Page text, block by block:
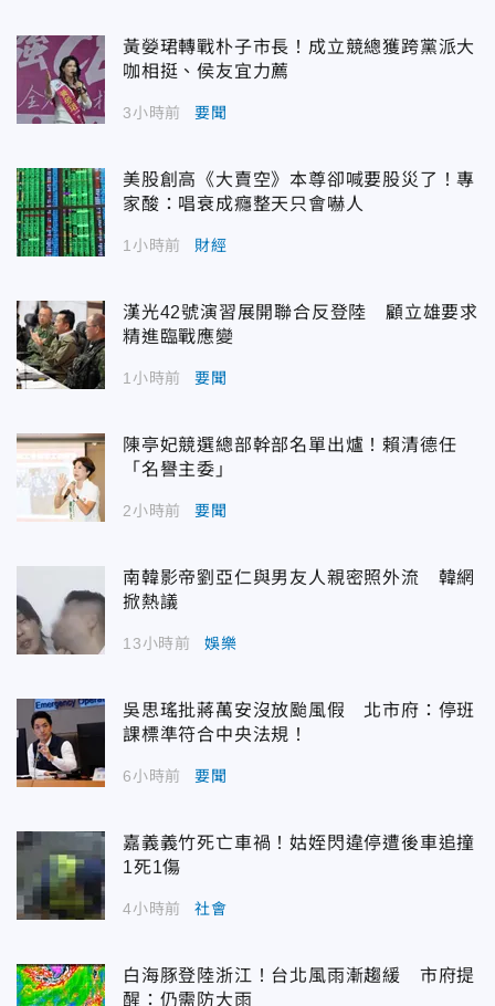
黃嫈珺轉戰朴子市長！成立競總獲跨黨派大
咖相挺、侯友宜力薦
3小時前 要聞
美股創高《大賣空》本尊卻喊要股災了！專
家酸：唱衰成癮整天只會嚇人
1小時前 財經
漢光42號演習展開聯合反登陸 顧立雄要求
精進臨戰應變
1小時前 要聞
陳亭妃競選總部幹部名單出爐！賴清德任
「名譽主委」
2小時前 要聞
南韓影帝劉亞仁與男友人親密照外流 韓網
掀熱議
13小時前 娛樂
吳思瑤批蔣萬安沒放颱風假 北市府：停班
課標準符合中央法規！
6小時前 要聞
嘉義義竹死亡車禍！姑姪閃違停遭後車追撞
1死1傷
4小時前 社會
白海豚登陸浙江！台北風雨漸趨緩 市府提
醒：仍需防大雨